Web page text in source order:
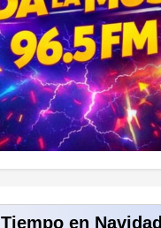
Tiempo en Navidad